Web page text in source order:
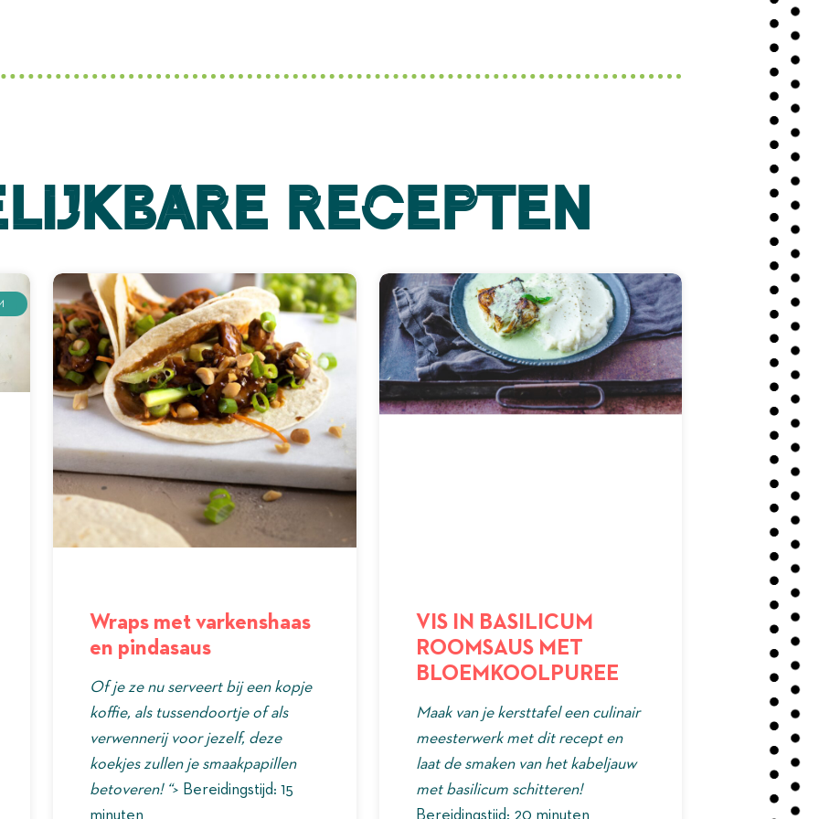
recepten
Wraps met varkenshaas
en pindasaus
Of je ze nu serveert bij een kopje
koffie, als tussendoortje of als
verwennerij voor jezelf, deze
koekjes zullen je smaakpapillen
betoveren! “> Bereidingstijd: 15
minuten
VIS IN BASILICUM
ROOMSAUS MET
BLOEMKOOLPUREE
Maak van je kersttafel een culinair
meesterwerk met dit recept en
laat de smaken van het kabeljauw
met basilicum schitteren!
Bereidingstijd: 20 minuten